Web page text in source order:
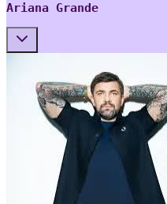
Ariana Grande